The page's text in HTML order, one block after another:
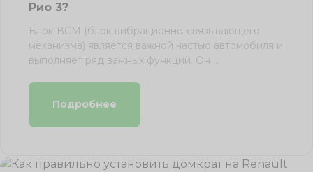
Рио 3?
Блок ВСМ (блок вибрационно-связывающего
механизма) является важной частью автомобиля и
выполняет ряд важных функций. Он ...
Подробнее